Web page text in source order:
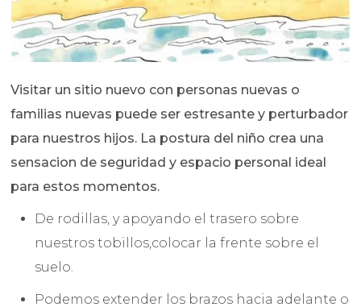
Visitar un sitio nuevo con personas nuevas o
familias nuevas puede ser estresante y perturbador
para nuestros hijos. La postura del niño crea una
sensacion de seguridad y espacio personal ideal
para estos momentos.
De rodillas, y apoyando el trasero sobre
nuestros tobillos,colocar la frente sobre el
suelo.
Podemos extender los brazos hacia adelante o